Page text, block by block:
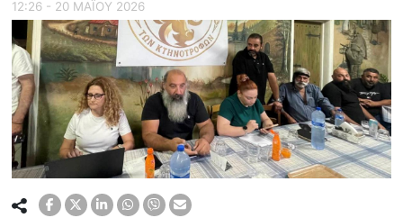
12:26 - 20 ΜΑΪ́ΟΥ 2026